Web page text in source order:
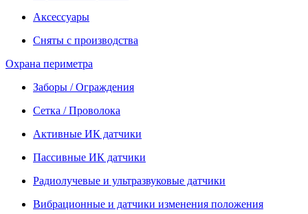
Аксессуары
Сняты с производства
Охрана периметра
Заборы / Ограждения
Сетка / Проволока
Активные ИК датчики
Пассивные ИК датчики
Радиолучевые и ультразвуковые датчики
Вибрационные и датчики изменения положения